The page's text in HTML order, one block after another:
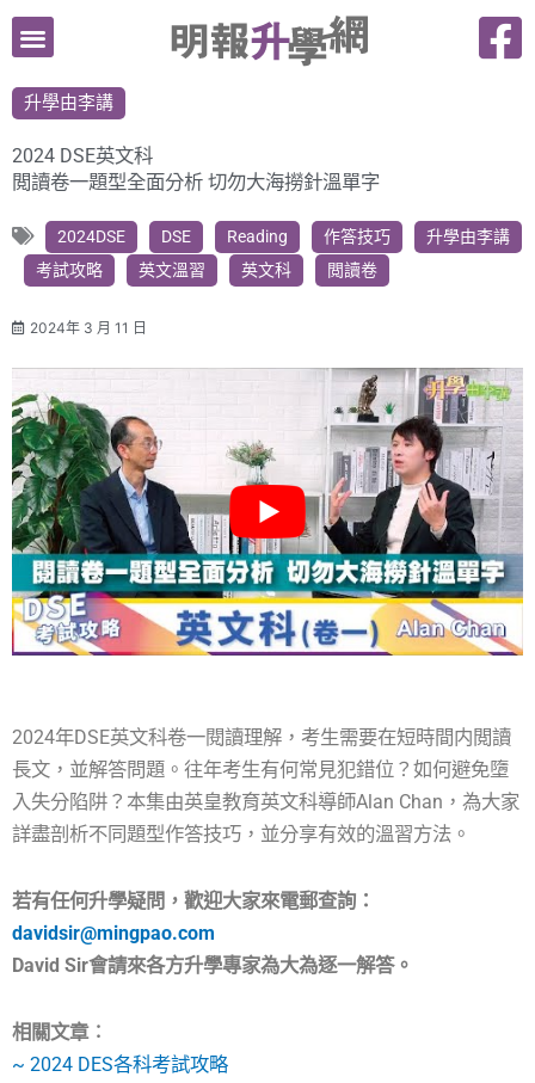
跳
要
內
容
升學由李講
2024 DSE英文科
閲讀卷一題型全面分析 切勿大海撈針溫單字
2024DSE DSE Reading 作答技巧
升學由李講
考試攻略
英文溫習 英文科 閲讀卷
2024年 3 月 11 日
2024年DSE英文科卷一閱讀理解，考生需要在短時間内閲讀
長文，並解答問題。往年考生有何常見犯錯位？如何避免墮
入失分陷阱？本集由英皇教育英文科導師Alan Chan，為大家
詳盡剖析不同題型作答技巧，並分享有效的溫習方法。
若有任何升學疑問，歡迎大家來電郵查詢：
davidsir@mingpao.com
David Sir會請來各方升學專家為大為逐一解答。
相關文章︰
~ 2024 DES各科考試攻略